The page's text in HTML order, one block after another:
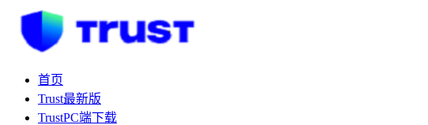
首页
Trust最新版
TrustPC端下载